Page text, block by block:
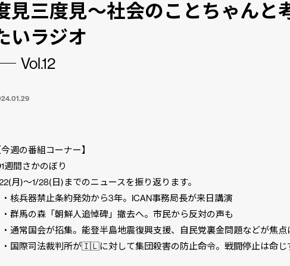
見三度見〜社会のことちゃんと
いラジオ
Vol.12
今週の番組コーナー】
週間さかのぼり
月)〜1/28(日)までのニュースを振り返ります。
核兵器禁止条約発効から3年。ICAN事務局長が来日講演
群馬の森「朝鮮人追悼碑」撤去へ。市民から反対の声も
通常国会が招集。能登半島地震復興支援、自民党裏金問題などが焦点
国際司法裁判所が🇮🇱に対して集団殺害の防止命令。戦闘停止は命じ